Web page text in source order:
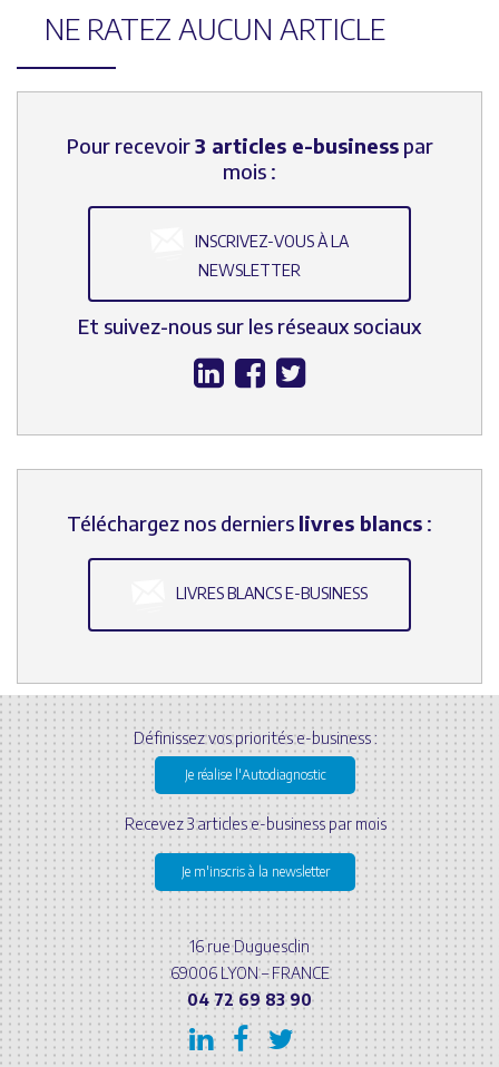
NE RATEZ AUCUN ARTICLE
Pour recevoir3 articles e-businesspar
mois :
INSCRIVEZ-VOUS À LA
NEWSLETTER
Et suivez-nous sur les réseaux sociaux
Téléchargez nos derniers livres blancs :
LIVRES BLANCS E-BUSINESS
16 rue Duguesclin
69006 LYON – FRANCE
04 72 69 83 90
Définissez vos priorités e-business :
Je réalise l'Autodiagnostic
Recevez 3 articles e-business par mois
Je m'inscris à la newsletter